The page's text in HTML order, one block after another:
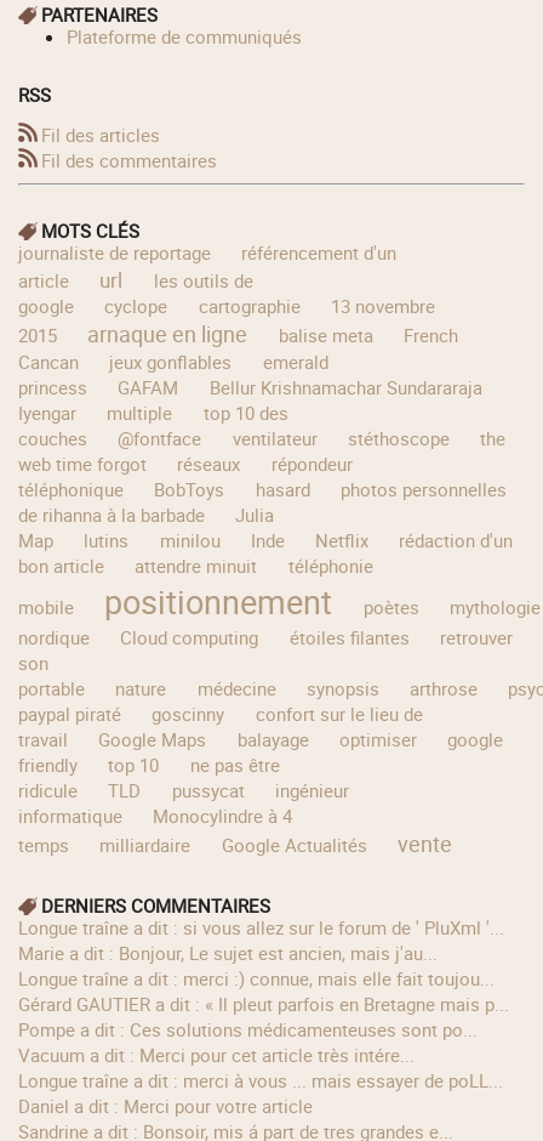
PARTENAIRES
Plateforme de communiqués
RSS
Fil des articles
Fil des commentaires
MOTS CLÉS
journaliste de reportage
référencement d'un
article
url
les outils de
google
cyclope cartographie
13 novembre
2015
arnaque en ligne balise meta
French
Cancan
jeux gonflables
emerald
princess
GAFAM
Bellur Krishnamachar Sundararaja
Iyengar
multiple
top 10 des
couches
@fontface ventilateur stéthoscope
the
web time forgot
réseaux
répondeur
téléphonique
BobToys hasard
photos personnelles
de rihanna à la barbade
Julia
Map
lutins minilou Inde Netflix
rédaction d'un
bon article
attendre minuit
téléphonie
mobile
positionnement poètes
mythologie
nordique
Cloud computing étoiles filantes
retrouver
son
portable
nature médecine synopsis arthrose
paypal piraté
goscinny
confort sur le lieu de
travail
Google Maps balayage optimiser
google
friendly
top 10
ne pas être
ridicule
TLD pussycat
ingénieur
informatique
Monocylindre à 4
temps
milliardaire Google Actualités vente
DERNIERS COMMENTAIRES
longue traîne a dit : si vous allez sur le forum de ' PluXml '...
Marie a dit : Bonjour, Le sujet est ancien, mais j'au...
longue traîne a dit : merci :) connue, mais elle fait toujou...
Gérard GAUTIER a dit : « Il pleut parfois en Bretagne mais p...
Pompe a dit : Ces solutions médicamenteuses sont po...
Vacuum a dit : Merci pour cet article très intére...
longue traîne a dit : merci à vous ... mais essayer de poLL...
Daniel a dit : Merci pour votre article
Sandrine a dit : Bonsoir, mis á part de tres grandes e...